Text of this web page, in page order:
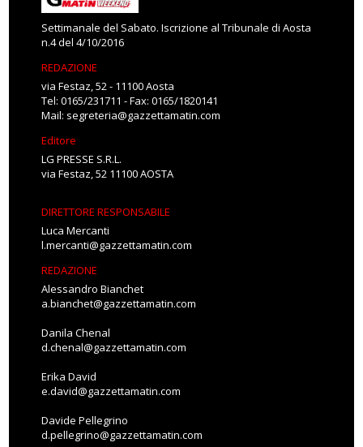
Settimanale del Sabato. Iscrizione al Tribunale di Aosta
n.4 del 4/10/2016
REDAZIONE
via Festaz, 52 - 11100 Aosta
Tel: 0165/231711 - Fax: 0165/1820141
Mail: segreteria@gazzettamatin.com
Editore
LG PRESSE S.R.L.
via Festaz, 52 11100 AOSTA
DIRETTORE RESPONSABILE
Luca Mercanti
l.mercanti@gazzettamatin.com
REDAZIONE
Alessandro Bianchet
a.bianchet@gazzettamatin.com
Danila Chenal
d.chenal@gazzettamatin.com
Erika David
e.david@gazzettamatin.com
Davide Pellegrino
d.pellegrino@gazzettamatin.com